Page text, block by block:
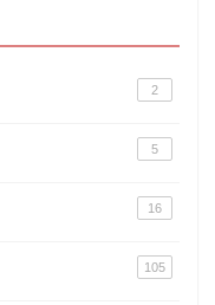
2
5
16
105